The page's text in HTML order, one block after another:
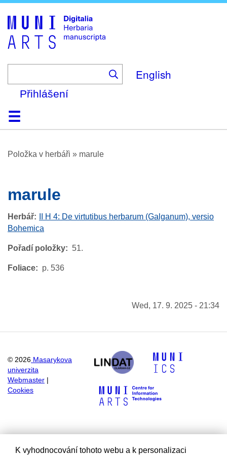
English
Přihlášení
DomůProhlížení
O platformě
Nápověda
KontaktDigitalia
Položka v herbáři » marule
marule
Herbář
II H 4: De virtutibus herbarum (Galganum), versio
Bohemica
Pořadí položky 51.
Foliace p. 536
Wed, 17. 9. 2025 - 21:34
© 2026 Masarykova
univerzita
Webmaster
Cookies
K vyhodnocování tohoto webu a k personalizaci